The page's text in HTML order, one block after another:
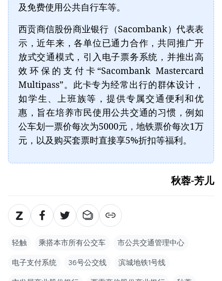
及免费使用公共自行车等。
西贡商信股份商业银行（Sacombank）代表表
示，近年来，各单位已通力合作，共同推广开
放式交通模式，引入电子票务系统，并推出高
效环保的支付卡“Sacombank Mastercard
Multipass”。此卡专为经常出行的群体设计，
如学生、上班族等，提供专属交通便利和优
惠，旨在培养市民使用公共交通的习惯，例如
公车划一票价每次为5000元，地铁票价每次1万
元，以及购买套票时直接享5%折扣等福利。
秋蓉-芳儿
轻触 乘搭本市所有公交车 市公共交通管理中心
电子支付系统 36号公交线 滨城地铁1号线